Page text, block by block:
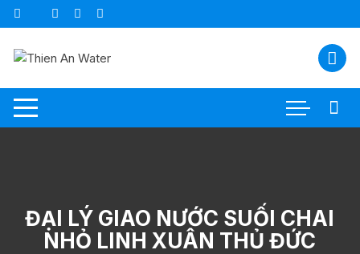
Chuyển
tới
nội
dung
ĐẠI LÝ GIAO NƯỚC SUỐI CHAI
NHỎ LINH XUÂN THỦ ĐỨC